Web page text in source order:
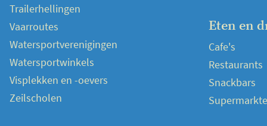
Trailerhellingen
Vaarroutes
Watersportverenigingen
Watersportwinkels
Visplekken en -oevers
Zeilscholen
Eten en
Cafe's
Restaurants
Snackbars